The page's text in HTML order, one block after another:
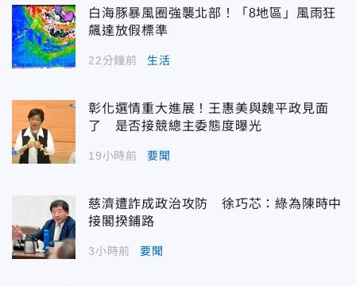
白海豚暴風圈強襲北部！「8地區」風雨狂
飆達放假標準
22分鐘前 生活
彰化選情重大進展！王惠美與魏平政見面
了 是否接競總主委態度曝光
19小時前 要聞
慈濟遭詐成政治攻防 徐巧芯：綠為陳時中
接閣揆鋪路
3小時前 要聞